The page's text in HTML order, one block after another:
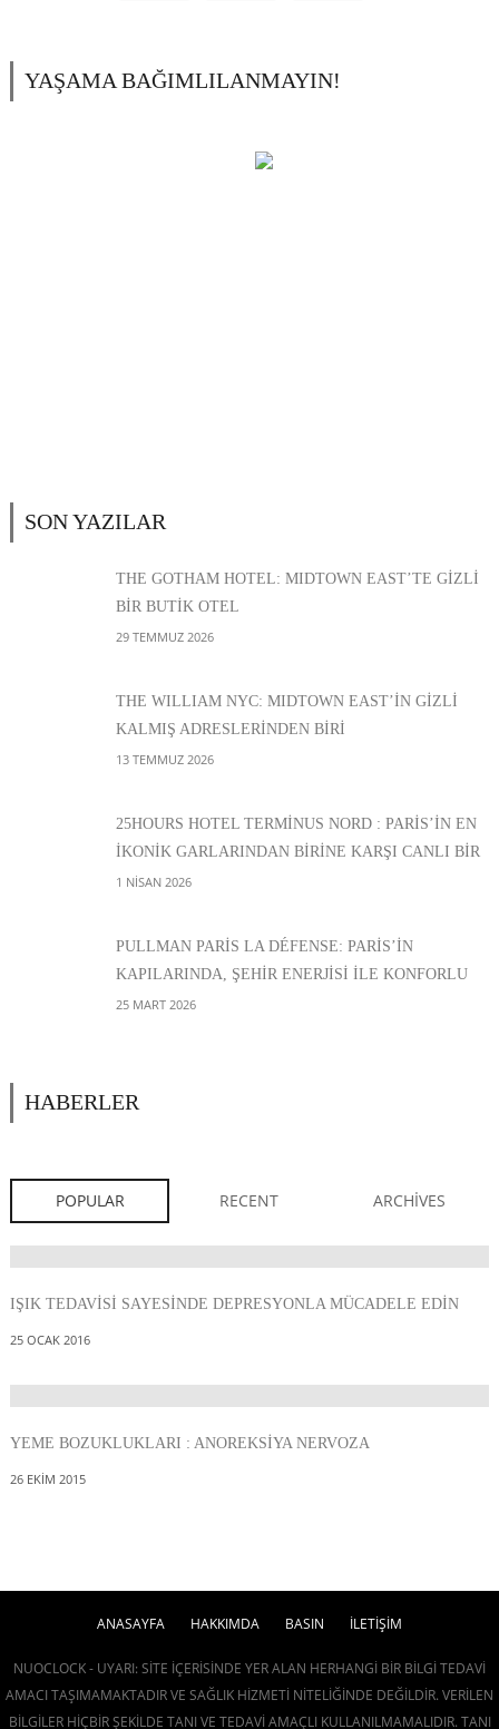
YAŞAMA BAĞIMLILANMAYIN!
SON YAZILAR
THE GOTHAM HOTEL: MIDTOWN EAST’TE GİZLİ
BİR BUTİK OTEL
29 TEMMUZ 2026
THE WILLIAM NYC: MIDTOWN EAST’İN GİZLİ
KALMIŞ ADRESLERİNDEN BİRİ
13 TEMMUZ 2026
25HOURS HOTEL TERMINUS NORD : PARIS’IN EN
IKONIK GARLARINDAN BIRINE KARŞI CANLI BIR
DENEYIM
1 NISAN 2026
PULLMAN PARIS LA DÉFENSE: PARIS’IN
KAPILARINDA, ŞEHIR ENERJISI ILE KONFORLU
BIR MOLA ARASINDA
25 MART 2026
HABERLER
POPULAR RECENT ARCHIVES
IŞIK TEDAVISI SAYESINDE DEPRESYONLA MÜCADELE EDIN
25 OCAK 2016
YEME BOZUKLUKLARI : ANOREKSIYA NERVOZA
26 EKIM 2015
ANASAYFA HAKKIMDA BASIN İLETİŞİM
NUOCLOCK - UYARI: SITE IÇERISINDE YER ALAN HERHANGI BIR BILGI TEDAVI
AMACI TAŞIMAMAKTADIR VE SAĞLIK HIZMETI NITELIĞINDE DEĞILDIR. VERILEN
BILGILER HIÇBIR ŞEKILDE TANI VE TEDAVI AMAÇLI KULLANILMAMALIDIR. TANI